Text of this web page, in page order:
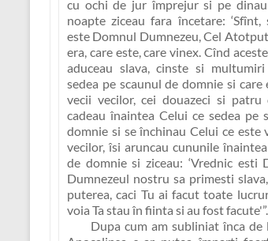
cu ochi de jur împrejur si pe
noapte ziceau fara încetare:
este Domnul Dumnezeu, Cel
era, care este, care vinex. Cînd
aduceau slava, cinste si
sedea pe scaunul de domnie si care
vecii vecilor, cei douazeci si patru
cadeau înaintea Celui ce sedea pe
domnie si se închinau Celui ce este
vecilor, îsi aruncau cununile
de domnie si ziceau: ‘Vrednic esti
Dumnezeul nostru sa primesti
puterea, caci Tu ai facut toate
voia Ta stau în fiinta si au fost facute'”.
Dupa cum am subliniat înca de